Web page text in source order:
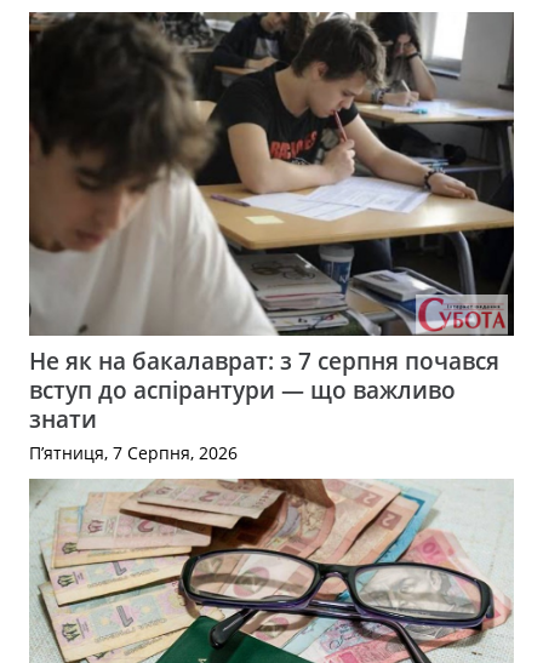
Не як на бакалаврат: з 7 серпня почався
вступ до аспірантури — що важливо
знати
П’ятниця, 7 Серпня, 2026